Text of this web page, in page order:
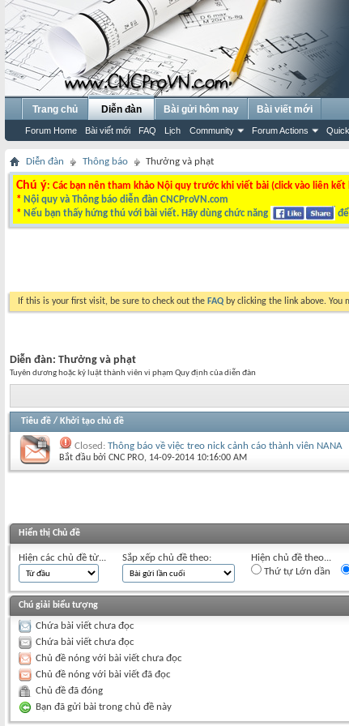
Trang chủ Diễn đàn
Forum Home Bài viết mới FAQ Lịch Community Forum Actions
Bài gửi hôm nay Bài viết mới
Diễn đàn Thông báo Thưởng và phạt
Chú ý: Các bạn nên tham khảo Nội quy trước khi viết bài (click vào liên
* Nội quy và Thông báo diễn đàn CNCProVN.com
* Nếu bạn thấy hứng thú với bài viết. Hãy dùng chức năng
If this is your first visit, be sure to check out the FAQ by clicking the link above. You
Diễn đàn: Thưởng và phạt
Tuyên dương hoặc kỷ luật thành viên vi phạm Quy định của diễn đàn
Tiêu đề / Khởi tạo chủ đề
Closed: Thông báo về việc treo nick cảnh cáo thành viên NANA
Bắt đầu bởi CNC PRO‎, 14-09-2014 10:16:00 AM
Hiển thị Chủ đề
Hiện các chủ đề từ... Sắp xếp chủ đề theo:
Hiện chủ đề theo...
Thứ tự Lớn dần
Chú giải biểu tượng
Chứa bài viết chưa đọc
Chứa bài viết chưa đọc
Chủ đề nóng với bài viết chưa đọc
Chủ đề nóng với bài viết đã đọc
Chủ đề đã đóng
Bạn đã gửi bài trong chủ đề này